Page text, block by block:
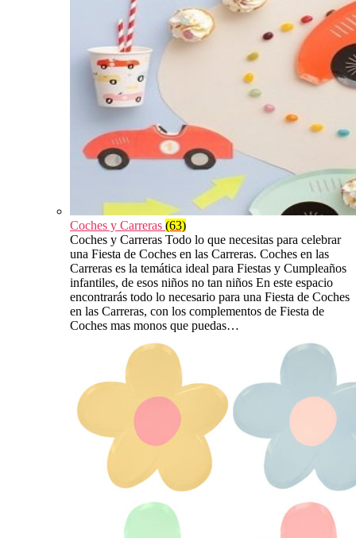
Coches y Carreras (63)
Coches y Carreras Todo lo que necesitas para celebrar
una Fiesta de Coches en las Carreras. Coches en las
Carreras es la temática ideal para Fiestas y Cumpleaños
infantiles, de esos niños no tan niños En este espacio
encontrarás todo lo necesario para una Fiesta de Coches
en las Carreras, con los complementos de Fiesta de
Coches mas monos que puedas…